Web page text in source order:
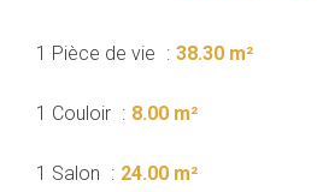
1 Pièce de vie 38.30 m²
1 Couloir 8.00 m²
1 Salon 24.00 m²